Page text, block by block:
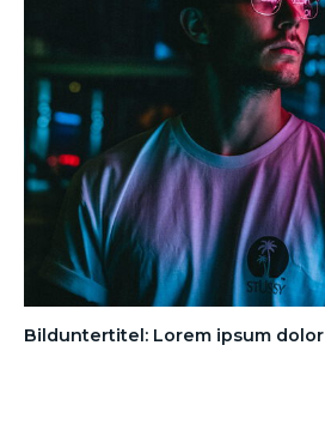
Bilduntertitel: Lorem ipsum dolor